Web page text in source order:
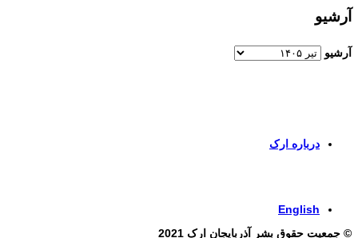
آرشیو
آرشیو
درباره ارک
English
© جمعیت حقوق بشر آذربایجان ارک 2021